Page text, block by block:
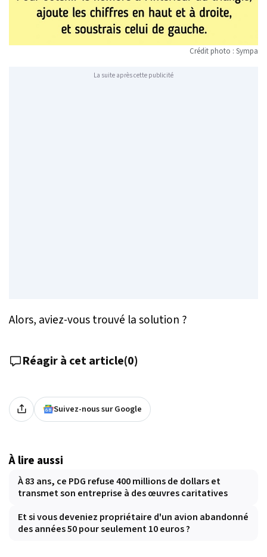
Crédit photo : Sympa
La suite après cette publicité
Alors, aviez-vous trouvé la solution ?
Réagir à cet article(0)
Suivez-nous sur Google
À lire aussi
À 83 ans, ce PDG refuse 400 millions de dollars et
transmet son entreprise à des œuvres caritatives
Et si vous deveniez propriétaire d'un avion abandonné
des années 50 pour seulement 10 euros ?